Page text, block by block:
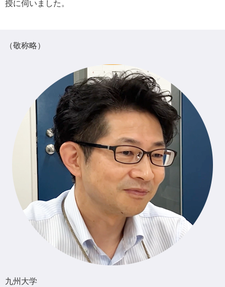
授に伺いました。
（敬称略）
九州大学